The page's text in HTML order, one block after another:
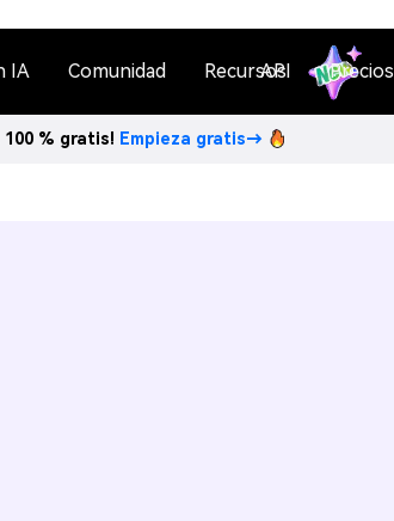
IA Comunidad Recursos
API Precios
% gratis! Empieza gratis→